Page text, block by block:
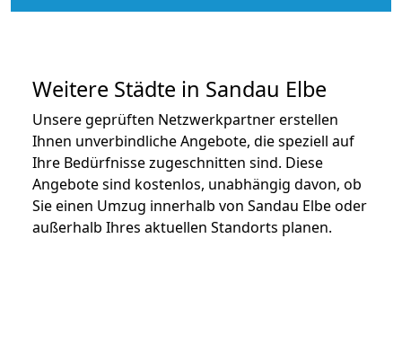
Weitere Städte in Sandau Elbe
Unsere geprüften Netzwerkpartner erstellen
Ihnen unverbindliche Angebote, die speziell auf
Ihre Bedürfnisse zugeschnitten sind. Diese
Angebote sind kostenlos, unabhängig davon, ob
Sie einen Umzug innerhalb von Sandau Elbe oder
außerhalb Ihres aktuellen Standorts planen.